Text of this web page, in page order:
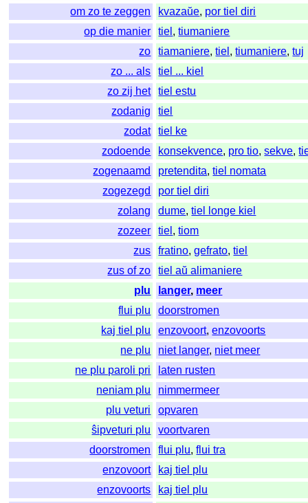
om zo te zeggen
kvazaŭe, por tiel diri
op die manier
tiel ,tiumaniere
zo
tiamaniere,tiel ,tiumaniere,tuj
zo ... als
tiel ... kiel
zo zij het
tiel estu
zodanig
tiel
zodat
tiel ke
zodoende
konsekvence, pro tio,sekve,
zogenaamd
pretendita,tiel nomata
zogezegd
por tiel diri
zolang
dume,tiel longe kiel
zozeer
tiel ,tiom
zus
fratino,gefrato,tiel
zus of zo
tiel aŭ alimaniere
plu
langer, meer
flui plu
doorstromen
kaj tiel plu
enzovoort,enzovoorts
ne plu
niet langer, niet meer
ne plu paroli pri
laten rusten
neniam plu
nimmermeer
plu veturi
opvaren
ŝipveturi plu
voortvaren
doorstromen
flui plu,flui tra
enzovoort
kaj tiel plu
enzovoorts
kaj tiel plu